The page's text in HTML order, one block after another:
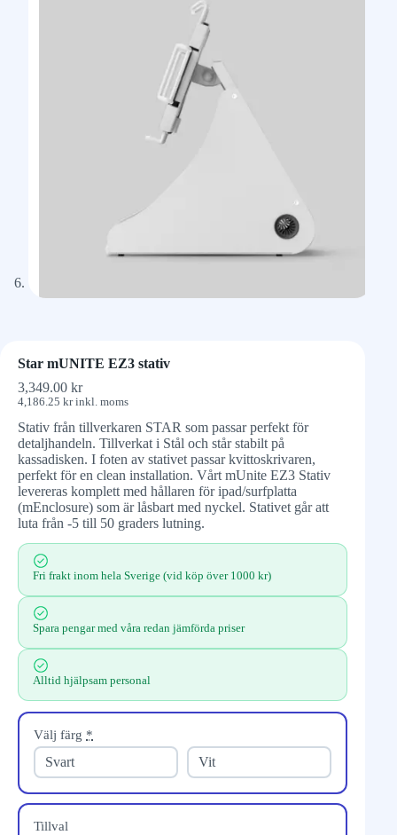
Star mUNITE EZ3 stativ
3,349.00 kr
4,186.25 krinkl. moms
Stativ från tillverkaren STAR som passar perfekt för
detaljhandeln. Tillverkat i Stål och står stabilt på
kassadisken. I foten av stativet passar kvittoskrivaren,
perfekt för en clean installation. Vårt mUnite EZ3 Stativ
levereras komplett med hållaren för ipad/surfplatta
(mEnclosure) som är låsbart med nyckel. Stativet går att
luta från -5 till 50 graders lutning.
Fri frakt inom hela Sverige (vid köp över 1000 kr)
Spara pengar med våra redan jämförda priser
Alltid hjälpsam personal
Välj färg *
Svart Vit
Tillval